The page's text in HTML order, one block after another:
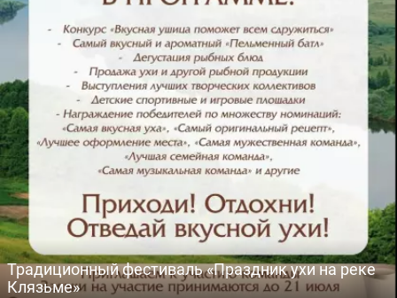
Традиционный фестиваль «Праздник ухи на реке
Клязьме»